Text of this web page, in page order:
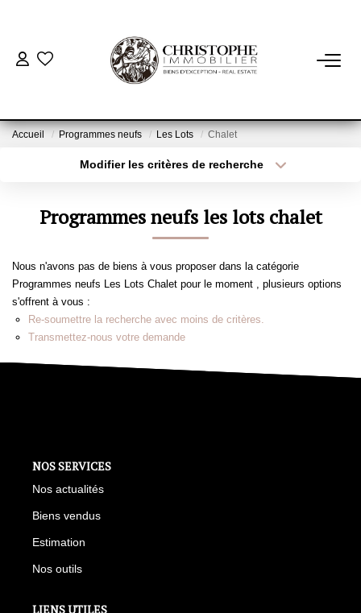
ACHETER
BIENS VENDUS
NOTRE AGENCE
Qui Sommes-Nous
Notre Équipe
Nous Rejoindre
Nos Actualités
Accueil Programmes neufs Les Lots Chalet
Modifier les critères de recherche
Surface min
Plus de critères Créer une alerte
Programmes neufs les lots chalet
Nous n'avons pas de biens à vous proposer dans la catégorie
Programmes neufs Les Lots Chalet pour le moment , plusieurs options
s'offrent à vous :
Re-soumettre la recherche avec moins de critères.
Transmettez-nous votre demande
NOS SERVICES
Nos actualités
Biens vendus
Estimation
Nos outils
LIENS UTILES